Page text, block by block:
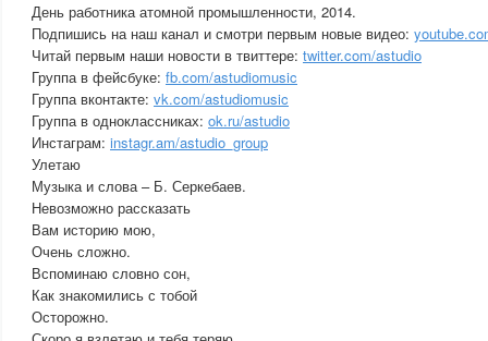
День работника атомной промышленности, 2014.
Подпишись на наш канал и смотри первым новые видео:
Читай первым наши новости в твиттере: twitter.com/astudio
Группа в фейсбуке: fb.com/astudiomusic
Группа вконтакте: vk.com/astudiomusic
Группа в одноклассниках: ok.ru/astudio
Инстаграм: instagr.am/astudio_group
Улетаю
Музыка и слова – Б. Серкебаев.
Невозможно рассказать
Вам историю мою,
Очень сложно.
Вспоминаю словно сон,
Как знакомились с тобой
Осторожно.